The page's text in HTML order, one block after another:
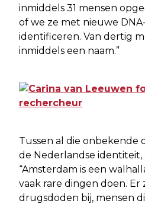
inmiddels 31 mensen
of we ze met nieuwe
identificeren. Van dertig
inmiddels een naam.”
Tussen al die onbekende
de Nederlandse identiteit,
“Amsterdam is een
vaak rare dingen doen. Er
drugsdoden bij, mensen